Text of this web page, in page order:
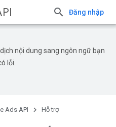
Đăng nhập
nội dung sang ngôn ngữ bạn
lỗi.
Ads API Hỗ trợ